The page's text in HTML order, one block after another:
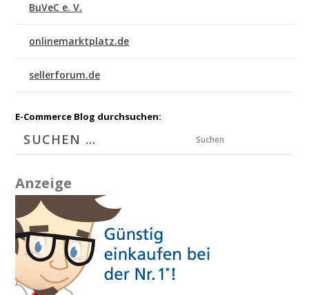
BuVeC e. V.
onlinemarktplatz.de
sellerforum.de
E-Commerce Blog durchsuchen:
Suchen
Anzeige